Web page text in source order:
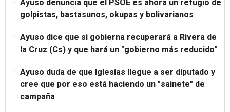
golpistas, bastasunos, okupas y bolivarianos
Ayuso dice que si gobierna recuperará a Rivera de
la Cruz (Cs) y que hará un "gobierno más reducido"
Ayuso duda de que Iglesias llegue a ser diputado y
cree que por eso está haciendo un "sainete" de
campaña